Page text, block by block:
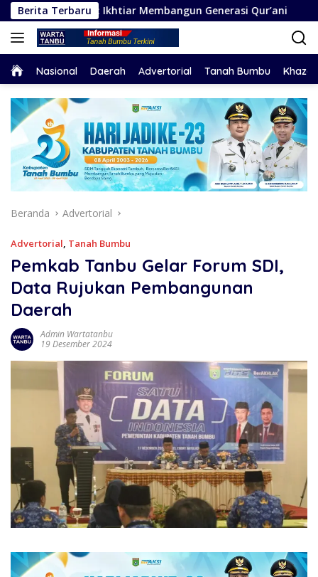
Langsung
ke
konten
Berita Terbaru
Ikhtiar Membangun Generasi Qur’ani Bupati
HomeNasional Daerah Advertorial Tanah Bumbu
Beranda Advertorial
Advertorial, Tanah Bumbu
Pemkab Tanbu Gelar Forum SDI,
Data Rujukan Pembangunan
Daerah
Admin Wartatanbu
19 Desember 2024